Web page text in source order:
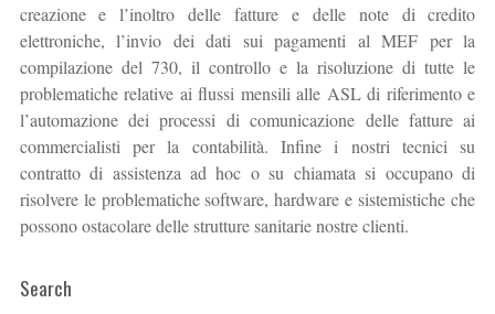
creazione e l’inoltro delle fatture e delle note di credito
elettroniche, l’invio dei dati sui pagamenti al MEF per la
compilazione del 730, il controllo e la risoluzione di tutte le
problematiche relative ai flussi mensili alle ASL di riferimento e
l’automazione dei processi di comunicazione delle fatture ai
commercialisti per la contabilità. Infine i nostri tecnici su
contratto di assistenza ad hoc o su chiamata si occupano di
risolvere le problematiche software, hardware e sistemistiche che
possono ostacolare delle strutture sanitarie nostre clienti.
Search